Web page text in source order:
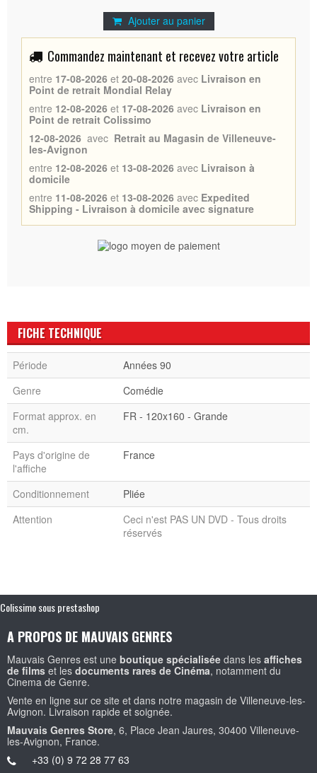
Ajouter au panier
Commandez maintenant et recevez votre article
entre 17-08-2026 et 20-08-2026 avec Livraison en
Point de retrait Mondial Relay
entre 12-08-2026 et 17-08-2026 avec Livraison en
Point de retrait Colissimo
12-08-2026 avec Retrait au Magasin de Villeneuve-
les-Avignon
entre 12-08-2026 et 13-08-2026 avec Livraison à
domicile
entre 11-08-2026 et 13-08-2026 avec Expedited
Shipping - Livraison à domicile avec signature
FICHE TECHNIQUE
Période
Années 90
Genre
Comédie
Format approx. en
cm.
FR - 120x160 - Grande
Pays d'origine de
l'affiche
France
Conditionnement
Pliée
Attention
Ceci n'est PAS UN DVD - Tous droits
réservés
Colissimo sous prestashop
A PROPOS DE MAUVAIS GENRES
Mauvais Genres est une boutique spécialisée dans les affiches
de films et les documents rares de Cinéma, notamment du
Cinema de Genre.
Vente en ligne sur ce site et dans notre magasin de Villeneuve-les-
Avignon. Livraison rapide et soignée.
Mauvais Genres Store, 6, Place Jean Jaures, 30400 Villeneuve-
les-Avignon, France.
+33 (0) 9 72 28 77 63